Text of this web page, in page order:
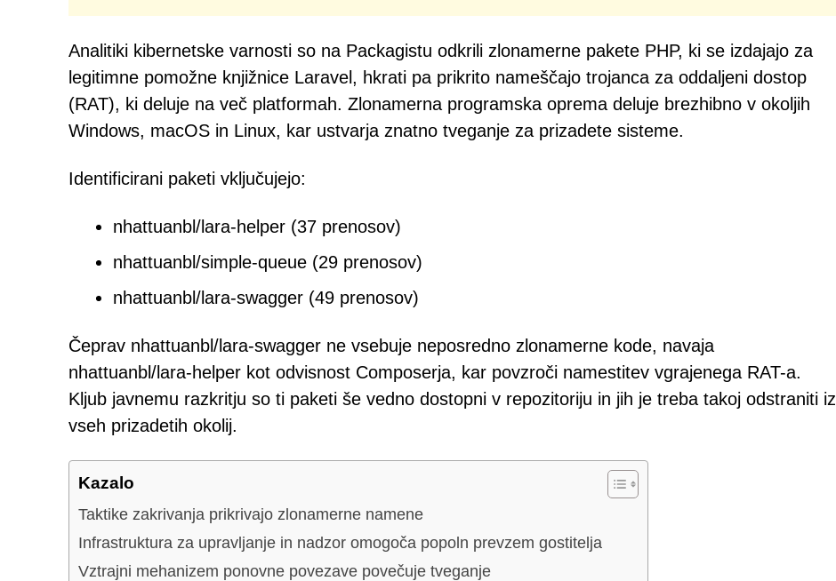
Analitiki kibernetske varnosti so na Packagistu odkrili zlonamerne pakete PHP, ki se izdajajo za
legitimne pomožne knjižnice Laravel, hkrati pa prikrito nameščajo trojanca za oddaljeni dostop
(RAT), ki deluje na več platformah. Zlonamerna programska oprema deluje brezhibno v okoljih
Windows, macOS in Linux, kar ustvarja znatno tveganje za prizadete sisteme.
Identificirani paketi vključujejo:
nhattuanbl/lara-helper (37 prenosov)
nhattuanbl/simple-queue (29 prenosov)
nhattuanbl/lara-swagger (49 prenosov)
Čeprav nhattuanbl/lara-swagger ne vsebuje neposredno zlonamerne kode, navaja
nhattuanbl/lara-helper kot odvisnost Composerja, kar povzroči namestitev vgrajenega RAT-a.
Kljub javnemu razkritju so ti paketi še vedno dostopni v repozitoriju in jih je treba takoj odstraniti iz
vseh prizadetih okolij.
Kazalo
Taktike zakrivanja prikrivajo zlonamerne namene
Infrastruktura za upravljanje in nadzor omogoča popoln prevzem gostitelja
Vztrajni mehanizem ponovne povezave povečuje tveganje